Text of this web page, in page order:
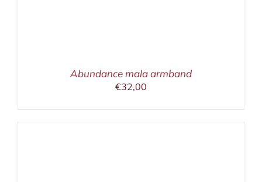
Abundance mala armband
€32,00